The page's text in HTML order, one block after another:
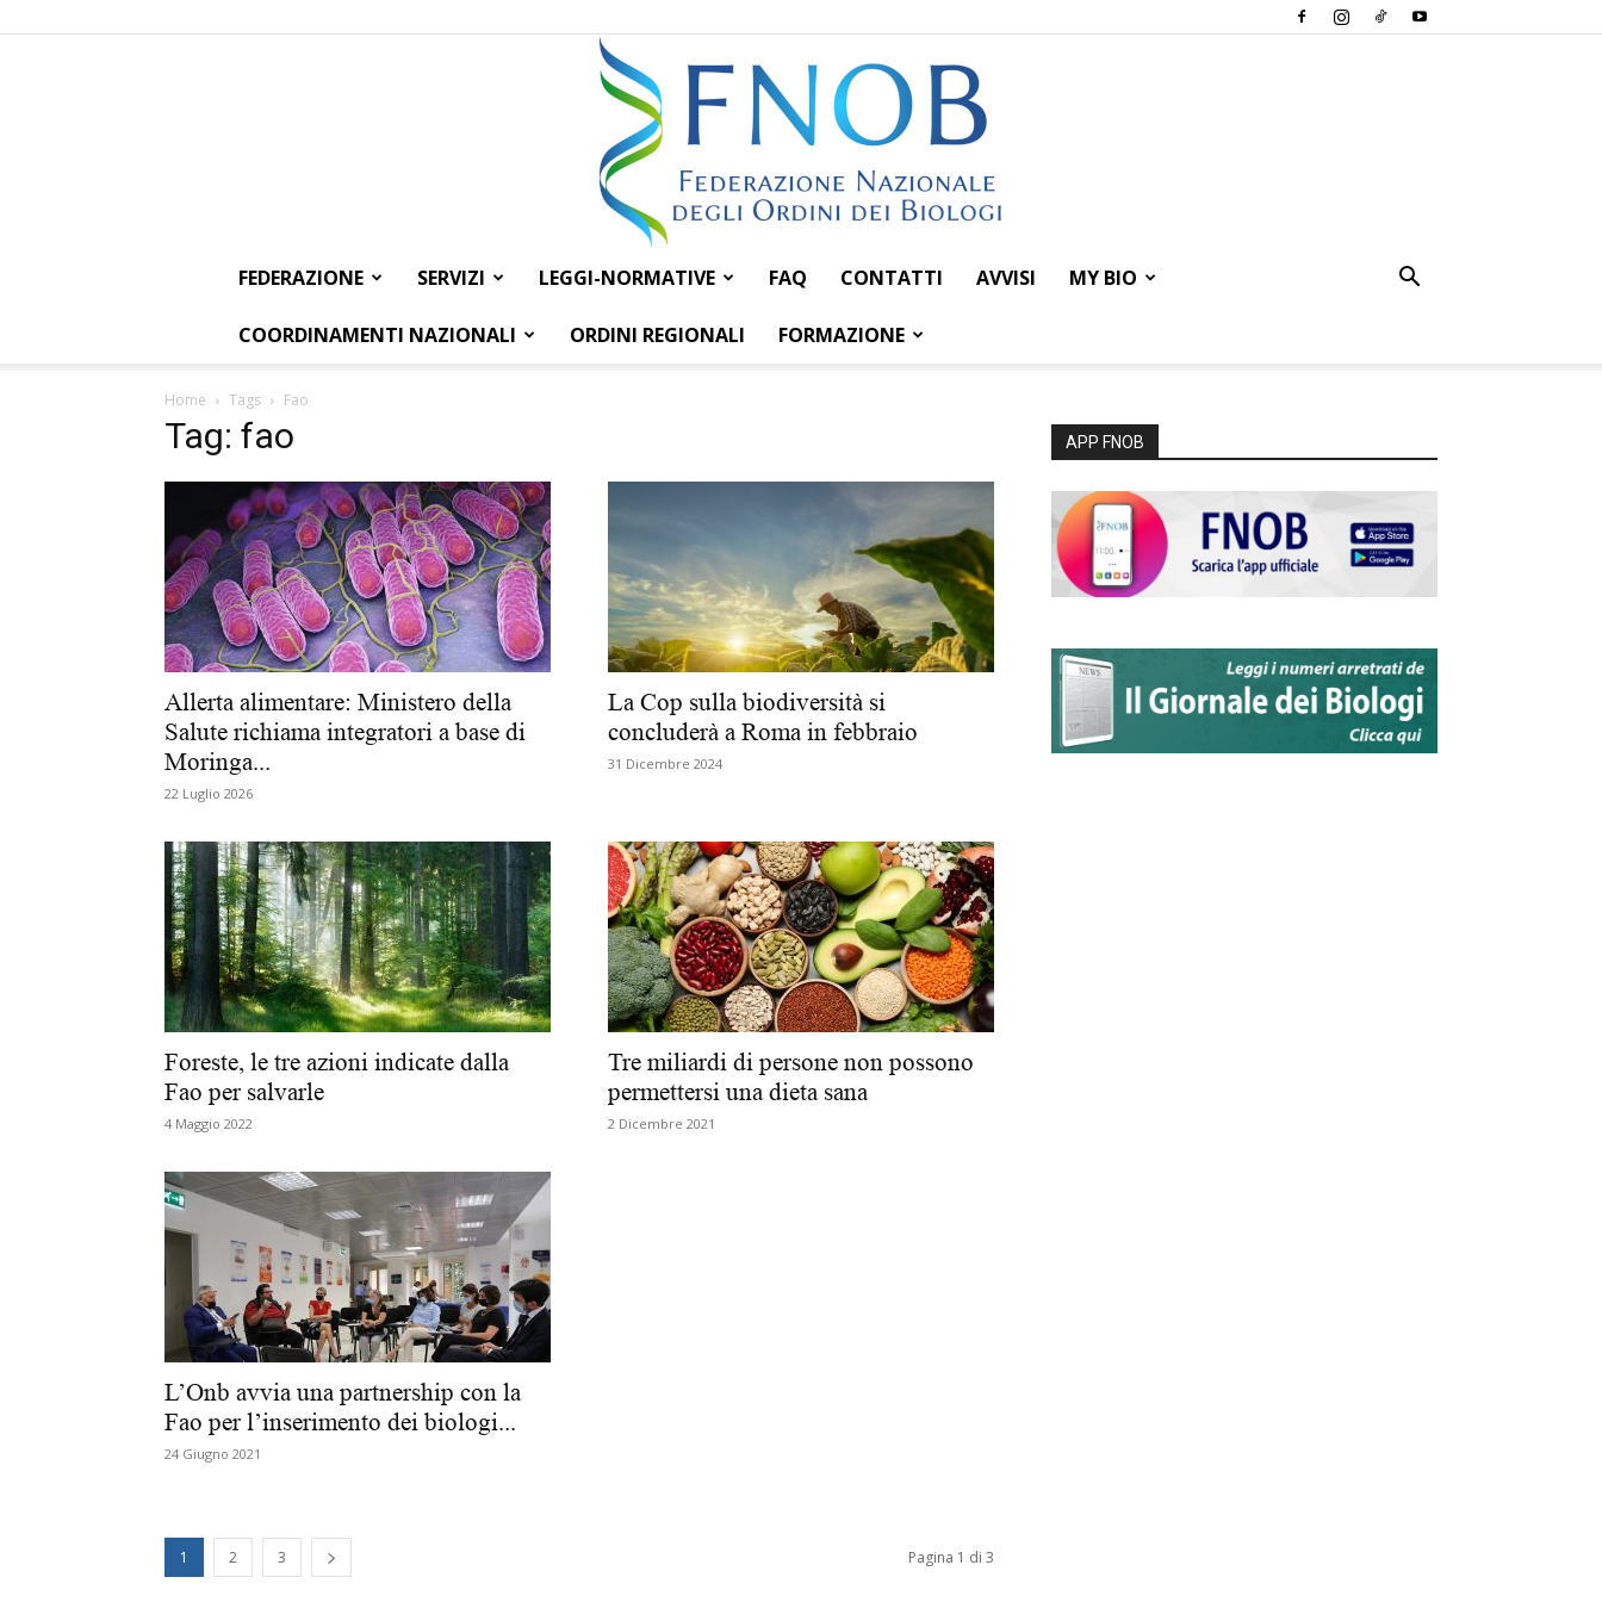
Federazione
Nazionale
degli
dei
Biologi
FEDERAZIONE SERVIZI LEGGI-NORMATIVE FAQ CONTATTI AVVISI MY BIO
COORDINAMENTI NAZIONALI ORDINI REGIONALI FORMAZIONE
Home Tags Fao
Tag: fao
Allerta alimentare: Ministero della
Salute richiama integratori a base di
Moringa...
22 Luglio 2026
La Cop sulla biodiversità si
concluderà a Roma in febbraio
31 Dicembre 2024
Foreste, le tre azioni indicate dalla
Fao per salvarle
4 Maggio 2022
Tre miliardi di persone non possono
permettersi una dieta sana
2 Dicembre 2021
L’Onb avvia una partnership con la
Fao per l’inserimento dei biologi...
24 Giugno 2021
1 2 3 Pagina 1 di 3
APP FNOB